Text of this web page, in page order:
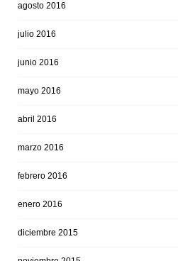
agosto 2016
julio 2016
junio 2016
mayo 2016
abril 2016
marzo 2016
febrero 2016
enero 2016
diciembre 2015